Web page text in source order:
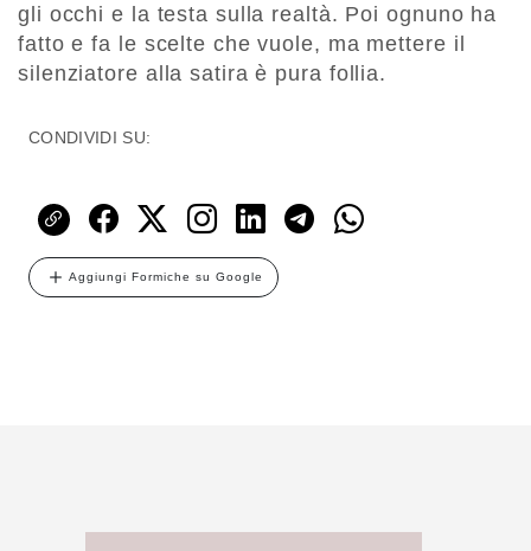
gli occhi e la testa sulla realtà. Poi ognuno ha
fatto e fa le scelte che vuole, ma mettere il
silenziatore alla satira è pura follia.
CONDIVIDI SU:
Aggiungi Formiche su Google